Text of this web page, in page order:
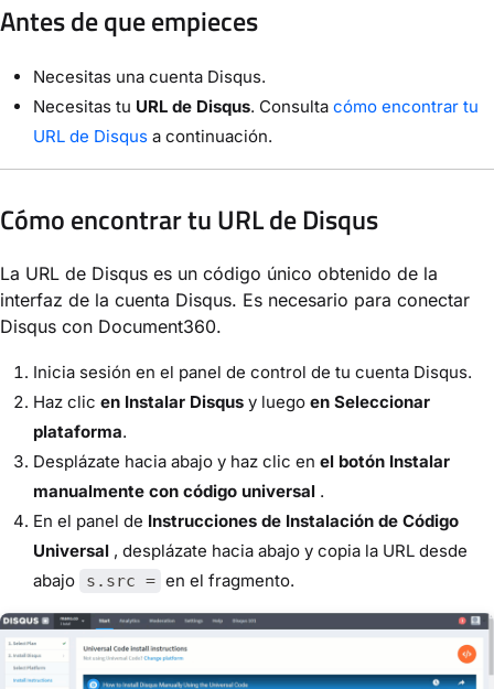
Antes de que empieces
Necesitas una cuenta Disqus.
Necesitas tu URL de Disqus. Consulta cómo encontrar tu
URL de Disqus a continuación.
Cómo encontrar tu URL de Disqus
La URL de Disqus es un código único obtenido de la
interfaz de la cuenta Disqus. Es necesario para conectar
Disqus con Document360.
Inicia sesión en el panel de control de tu cuenta Disqus.
Haz clic en Instalar Disqus y luego en Seleccionar
plataforma.
Desplázate hacia abajo y haz clic en el botón Instalar
manualmente con código universal .
En el panel de Instrucciones de Instalación de Código
Universal , desplázate hacia abajo y copia la URL desde
abajo
s.src = en el fragmento.